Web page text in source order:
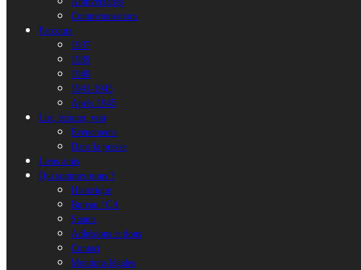
Commémorations
Parcours
1937
1939
1940
1941-1945
Après 1945
Lire, écouter, voir
Évènements
Dans la presse
Liens amis
Qui sommes nous ?
Historique
Bureau / CA
Statuts
Adhésions et dons
Contact
Mentions légales